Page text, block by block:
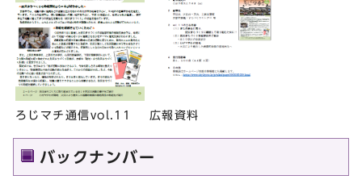
ろじマチ通信vol.11 広報資料
バックナンバー